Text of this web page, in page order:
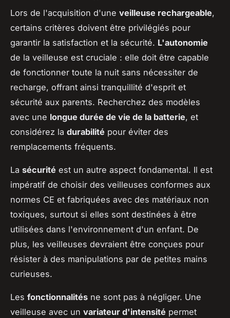
Lors de l'acquisition d'une veilleuse rechargeable,
certains critères doivent être privilégiés pour
garantir la satisfaction et la sécurité. L'autonomie
de la veilleuse est cruciale : elle doit être capable
de fonctionner toute la nuit sans nécessiter de
recharge, offrant ainsi tranquillité d'esprit et
sécurité aux parents. Recherchez des modèles
avec une longue durée de vie de la batterie, et
considérez la durabilité pour éviter des
remplacements fréquents.
La sécurité est un autre aspect fondamental. Il est
impératif de choisir des veilleuses conformes aux
normes CE et fabriquées avec des matériaux non
toxiques, surtout si elles sont destinées à être
utilisées dans l'environnement d'un enfant. De
plus, les veilleuses devraient être conçues pour
résister à des manipulations par de petites mains
curieuses.
Les fonctionnalités ne sont pas à négliger. Une
veilleuse avec un variateur d'intensité permet